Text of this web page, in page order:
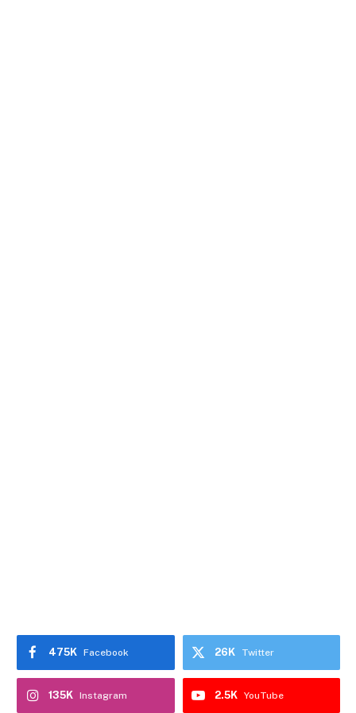
Facebook
475K Twitter
26K
Instagram
135K YouTube
2.5K